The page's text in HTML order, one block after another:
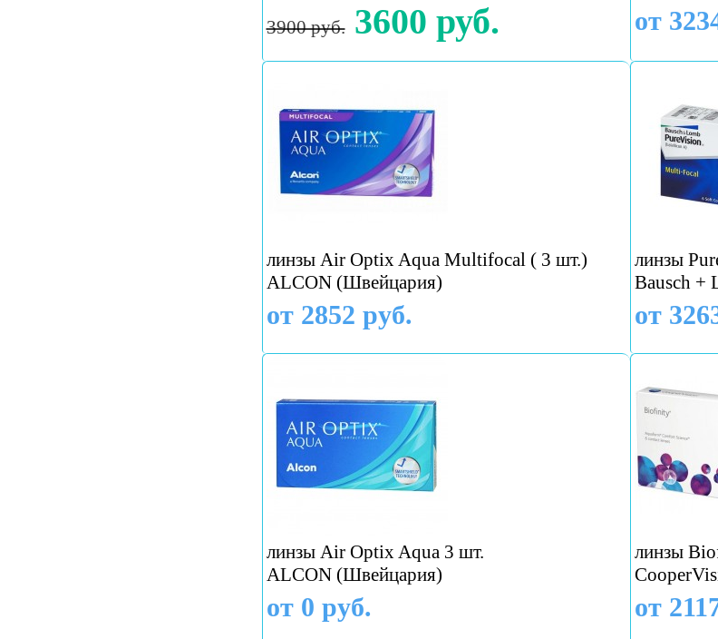
3900 руб. 3600 руб. от
линзы Air Optix Aqua Multifocal ( 3 шт.)
ALCON (Швейцария)
от 2852 руб.
линзы
Bausch
от
линзы Air Optix Aqua 3 шт.
ALCON (Швейцария)
от 0 руб.
линзы
от